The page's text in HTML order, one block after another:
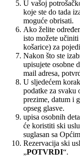
U vašoj
koje ste do tada
moguće obrisati.
Ako želite
isto možete
košarice) za
Nakon što ste
upisujete osobne
mail adresa,
U sljedećem
podatke za svaku
prezime, datum i
opseg glasve.
upisa osobnih
će koristiti ski
suglasan sa
Rezervacija ski
„POTVRDI“.